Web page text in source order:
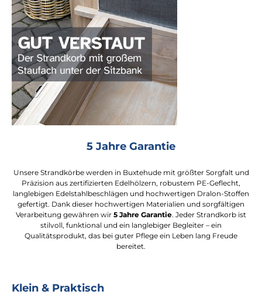
5 Jahre Garantie
Unsere Strandkörbe werden in Buxtehude mit größter Sorgfalt und
Präzision aus zertifizierten Edelhölzern, robustem PE-Geflecht,
langlebigen Edelstahlbeschlägen und hochwertigen Dralon-Stoffen
gefertigt. Dank dieser hochwertigen Materialien und sorgfältigen
Verarbeitung gewähren wir 5 Jahre Garantie. Jeder Strandkorb ist
stilvoll, funktional und ein langlebiger Begleiter – ein
Qualitätsprodukt, das bei guter Pflege ein Leben lang Freude
bereitet.
Klein & Praktisch